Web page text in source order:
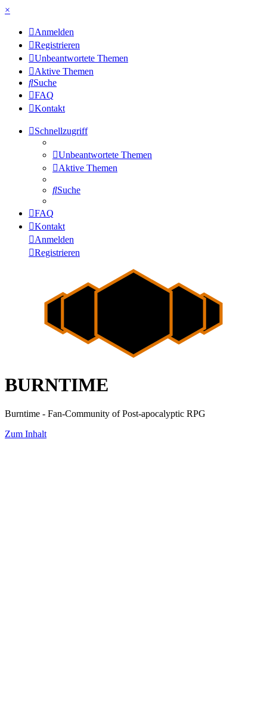
×
Anmelden
Registrieren
Unbeantwortete Themen
Aktive Themen
Suche
FAQ
Kontakt
Schnellzugriff
Unbeantwortete Themen
Aktive Themen
Suche
FAQ
Kontakt
Anmelden
Registrieren
BURNTIME
Burntime - Fan-Community of Post-apocalyptic RPG
Zum Inhalt